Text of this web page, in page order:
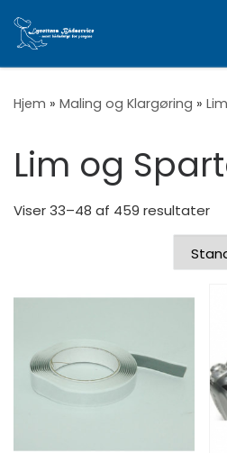
Vis hele indholdet
Hjem » Maling og Klargøring »
Lim og
Viser 33–48 af 459 resultater